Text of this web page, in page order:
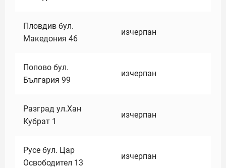
Пловдив бул.
Македония 46
изчерпан
Попово бул.
България 99
изчерпан
Разград ул.Хан
Кубрат 1
изчерпан
Русе бул. Цар
Освободител 13
изчерпан